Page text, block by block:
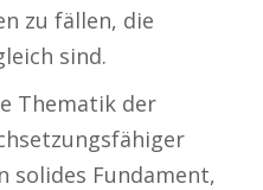
zu fällen, die
sind.
Thematik der
solides Fundament,